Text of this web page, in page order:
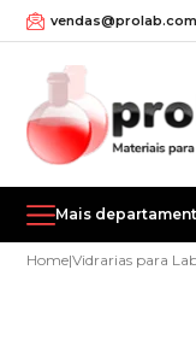
Mais
Home|Vidrarias para